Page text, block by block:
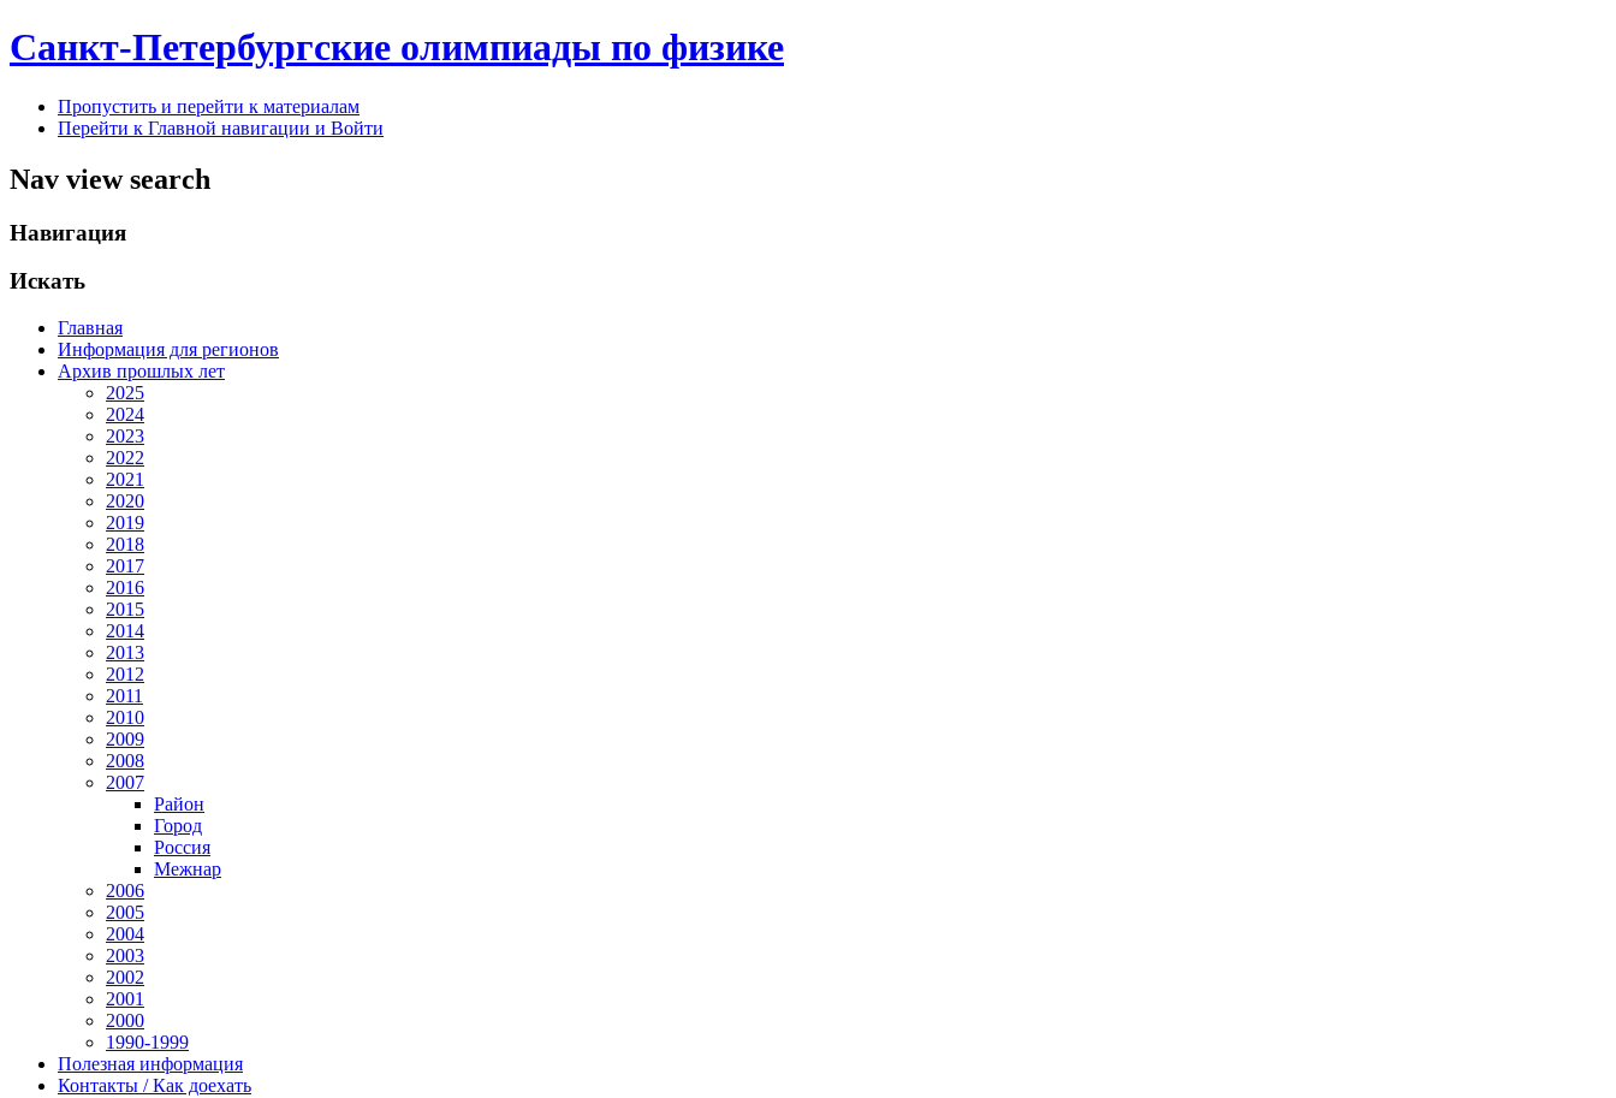
Санкт-Петербургские олимпиады по физике
Пропустить и перейти к материалам
Перейти к Главной навигации и Войти
Nav view search
Навигация
Искать
Главная
Информация для регионов
Архив прошлых лет
2025
2024
2023
2022
2021
2020
2019
2018
2017
2016
2015
2014
2013
2012
2011
2010
2009
2008
2007
Район
Город
Россия
Межнар
2006
2005
2004
2003
2002
2001
2000
1990-1999
Полезная информация
Контакты / Как доехать